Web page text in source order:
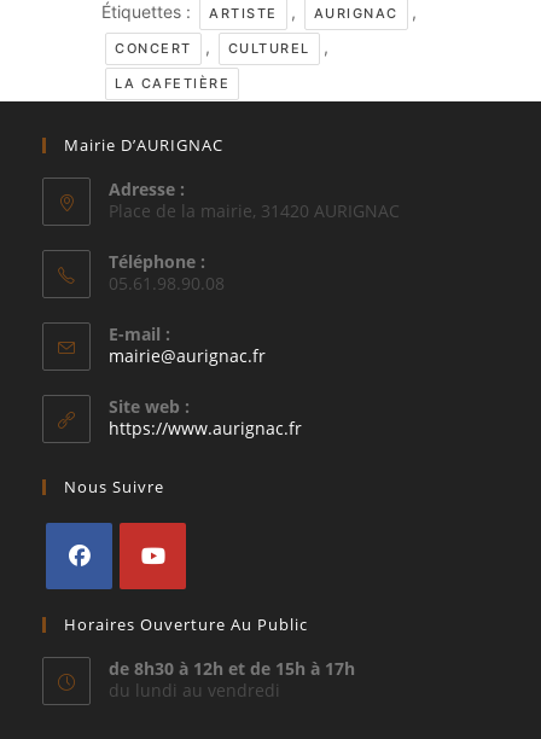
Étiquettes : ARTISTE , AURIGNAC ,
CONCERT , CULTUREL ,
LA CAFETIÈRE
Mairie D’AURIGNAC
Adresse :
Place de la mairie, 31420 AURIGNAC
Téléphone :
05.61.98.90.08
E-mail :
mairie@aurignac.frS’ouvre
application
Site web :
https://www.aurignac.fr
Nous Suivre
dans
un
nouvel
dans
un
nouvel
Horaires Ouverture Au Public
de 8h30 à 12h et de 15h à 17h
du lundi au vendredi